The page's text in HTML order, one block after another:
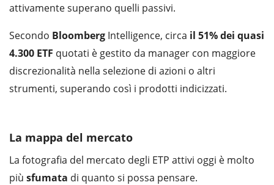
attivamente superano quelli passivi.
Secondo Bloomberg Intelligence, circa il 51% dei quasi
4.300 ETF quotati è gestito da manager con maggiore
discrezionalità nella selezione di azioni o altri
strumenti, superando così i prodotti indicizzati.
La mappa del mercato
La fotografia del mercato degli ETP attivi oggi è molto
più sfumata di quanto si possa pensare.